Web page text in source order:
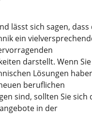
lässt sich sagen, dass
ein
darstellt. Wenn Sie
Lösungen
beruflichen
sind, sollten Sie sich
in der